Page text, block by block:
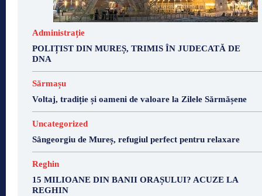
Administrație
POLIȚIST DIN MUREȘ, TRIMIS ÎN JUDECATĂ DE
DNA
Sărmașu
Voltaj, tradiție și oameni de valoare la Zilele Sărmășene
Uncategorized
Sângeorgiu de Mureș, refugiul perfect pentru relaxare
Reghin
15 MILIOANE DIN BANII ORAȘULUI? ACUZE LA
REGHIN